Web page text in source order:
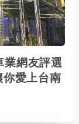
業網友評選
愛上台南